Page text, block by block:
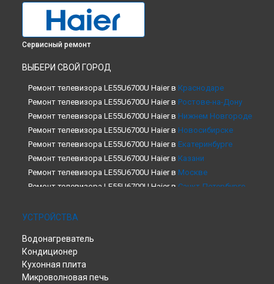
Сервисный ремонт
ВЫБЕРИ СВОЙ ГОРОД
Ремонт телевизора LE55U6700U Haier в Краснодаре
Ремонт телевизора LE55U6700U Haier в Ростове-на-Дону
Ремонт телевизора LE55U6700U Haier в Нижнем Новгороде
Ремонт телевизора LE55U6700U Haier в Новосибирске
Ремонт телевизора LE55U6700U Haier в Екатеринбурге
Ремонт телевизора LE55U6700U Haier в Казани
Ремонт телевизора LE55U6700U Haier в Москве
Ремонт телевизора LE55U6700U Haier в Санкт-Петербурге
УСТРОЙСТВА
Водонагреватель
Кондиционер
Кухонная плита
Микроволновая печь